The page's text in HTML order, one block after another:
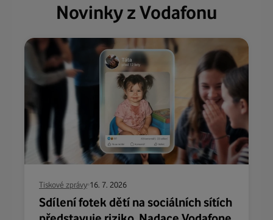
Novinky z Vodafonu
Tiskové zprávy 16. 7. 2026
Sdílení fotek dětí na sociálních sítích